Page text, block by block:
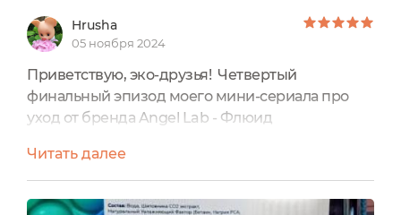
Hrusha
05 ноября 2024
Приветствую, эко-друзья! Четвертый
финальный эпизод моего мини-сериала про
уход от бренда Angel Lab - Флюид
Сывороток.Как мы уже видели в предыдущих
эпизодах, преимущества сывороток Angel Lab -
активность при легкой консистенции. Их
Читать далее